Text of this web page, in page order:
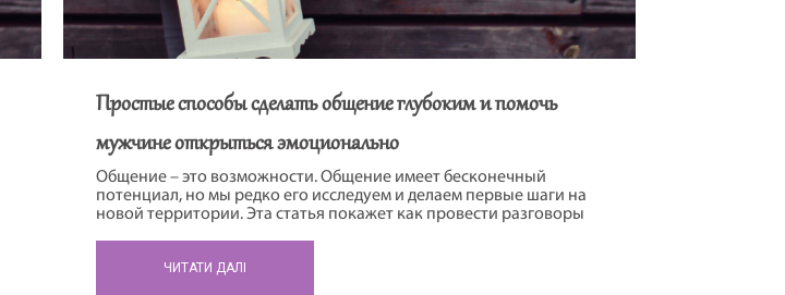
Простые способы сделать общение глубоким и помочь
мужчине открыться эмоционально
Общение – это возможности. Общение имеет бесконечный
потенциал, но мы редко его исследуем и делаем первые шаги на
новой территории. Эта статья покажет как провести разговоры
общение.– Джоэл, “Вечное сияние чистого разума”. Любые
ЧИТАТИ ДАЛІ